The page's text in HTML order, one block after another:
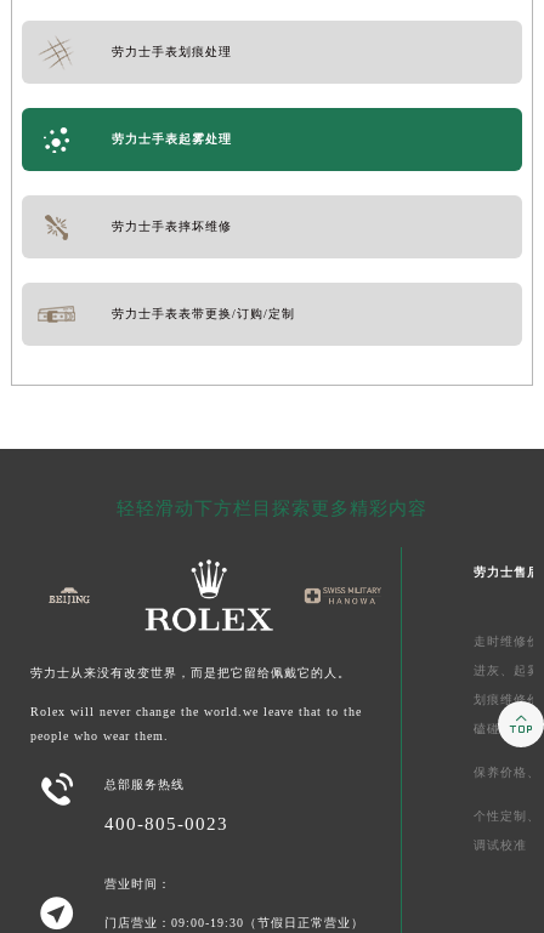
劳力士手表划痕处理
劳力士手表起雾处理
劳力士手表摔坏维修
劳力士手表表带更换/订购/定制
轻轻滑动下方栏目探索更多精彩内容
劳力士从来没有改变世界，而是把它留给佩戴它的人。
Rolex will never change the world.we leave that to the
people who wear them.
 总部服务热线
400-805-0023

营业时间：
门店营业：09:00-19:30（节假日正常营业）
劳力士售后
走时维修价
进灰、 起雾
划痕维修价
磕碰摔坏
保养价格、
个性定制、
调试校准
